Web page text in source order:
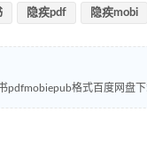
隐疾pdf 隐疾mobi
pdfmobiepub格式百度网盘